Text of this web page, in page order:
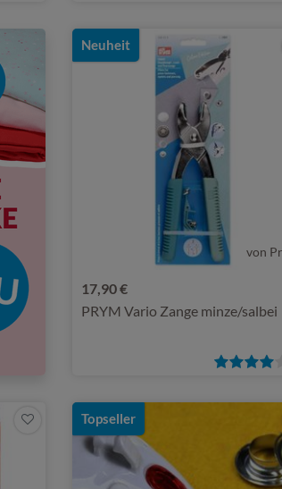
Neuheit
von
17,90 €
PRYM Vario Zange minze/salbei
Topseller